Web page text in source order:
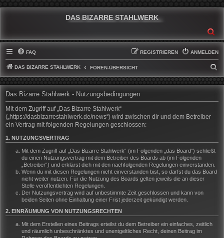
DAS BIZARRE STAHLWERK
FAQ ANMELDEN
REGISTRIEREN
DAS BIZARRE STAHLWERK FOREN-ÜBERSICHT
U
H
Das Bizarre Stahlwerk - Nutzungsbedingungen
Mit dem Zugriff auf „Das Bizarre Stahlwerk“
(„https://dasbizarrestahlwerk.de/news“) wird zwischen dir und dem Betreiber
ein Vertrag mit folgenden Regelungen geschlossen:
1. NUTZUNGSVERTRAG
Mit dem Zugriff auf „Das Bizarre Stahlwerk“ (im Folgenden „das Board“) schließt
du einen Nutzungsvertrag mit dem Betreiber des Boards ab (im Folgenden
„Betreiber“) und erklärst dich mit den nachfolgenden Regelungen einverstanden.
Wenn du mit diesen Regelungen nicht einverstanden bist, so darfst du das Board
nicht weiter nutzen. Für die Nutzung des Boards gelten jeweils die an dieser
Stelle veröffentlichten Regelungen.
Der Nutzungsvertrag wird auf unbestimmte Zeit geschlossen und kann von
beiden Seiten ohne Einhaltung einer Frist jederzeit gekündigt werden.
2. EINRÄUMUNG VON NUTZUNGSRECHTEN
Mit dem Erstellen eines Beitrags erteilst du dem Betreiber ein einfaches, zeitlich
und räumlich unbeschränktes und unentgeltliches Recht, deinen Beitrag im